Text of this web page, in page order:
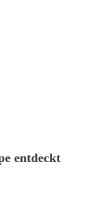
entdeckt